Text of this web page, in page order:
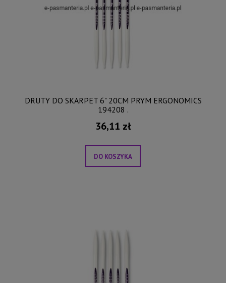
DRUTY DO SKARPET 6" 20CM PRYM ERGONOMICS
194208 .
36,11 zł
DO KOSZYKA